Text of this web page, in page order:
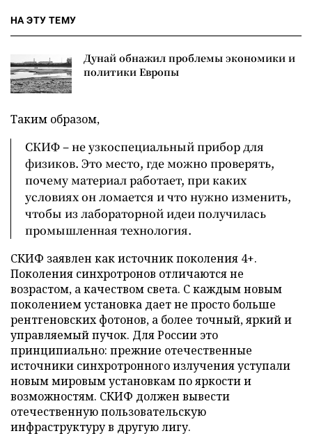
НА ЭТУ ТЕМУ
Дунай обнажил проблемы экономики и
политики Европы
Таким образом,
СКИФ – не узкоспециальный прибор для
физиков. Это место, где можно проверять,
почему материал работает, при каких
условиях он ломается и что нужно изменить,
чтобы из лабораторной идеи получилась
промышленная технология.
СКИФ заявлен как источник поколения 4+.
Поколения синхротронов отличаются не
возрастом, а качеством света. С каждым новым
поколением установка дает не просто больше
рентгеновских фотонов, а более точный, яркий и
управляемый пучок. Для России это
принципиально: прежние отечественные
источники синхротронного излучения уступали
новым мировым установкам по яркости и
возможностям. СКИФ должен вывести
отечественную пользовательскую
инфраструктуру в другую лигу.